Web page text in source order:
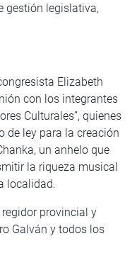
gestión legislativa,
Elizabeth
con los integrantes
Culturales”, quienes
de ley para la creación
un anhelo que
la riqueza musical
localidad.
provincial y
Galván y todos los